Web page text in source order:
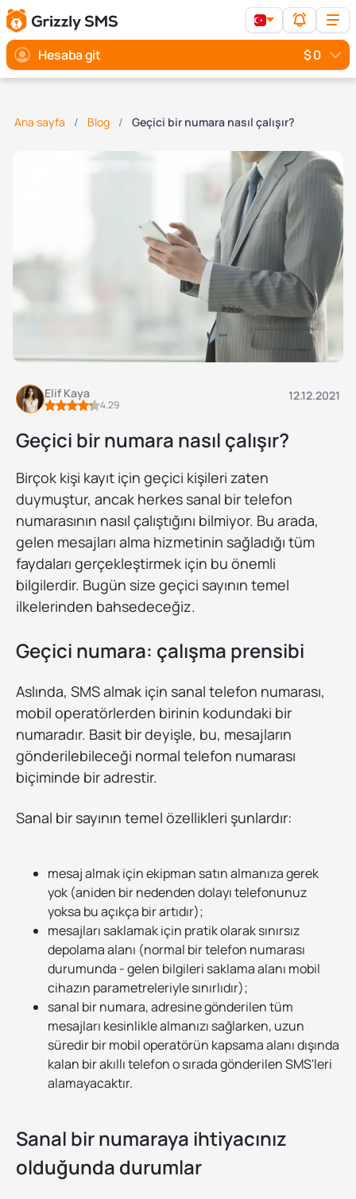
Hesaba git $ 0
Ana sayfa Blog Geçici bir numara nasıl çalışır?
Elif Kaya
4.29
12.12.2021
Geçici bir numara nasıl çalışır?
Birçok kişi kayıt için geçici kişileri zaten
duymuştur, ancak herkes sanal bir telefon
numarasının nasıl çalıştığını bilmiyor. Bu arada,
gelen mesajları alma hizmetinin sağladığı tüm
faydaları gerçekleştirmek için bu önemli
bilgilerdir. Bugün size geçici sayının temel
ilkelerinden bahsedeceğiz.
Geçici numara: çalışma prensibi
Aslında, SMS almak için sanal telefon numarası,
mobil operatörlerden birinin kodundaki bir
numaradır. Basit bir deyişle, bu, mesajların
gönderilebileceği normal telefon numarası
biçiminde bir adrestir.
Sanal bir sayının temel özellikleri şunlardır:
mesaj almak için ekipman satın almanıza gerek
yok (aniden bir nedenden dolayı telefonunuz
yoksa bu açıkça bir artıdır);
mesajları saklamak için pratik olarak sınırsız
depolama alanı (normal bir telefon numarası
durumunda - gelen bilgileri saklama alanı mobil
cihazın parametreleriyle sınırlıdır);
sanal bir numara, adresine gönderilen tüm
mesajları kesinlikle almanızı sağlarken, uzun
süredir bir mobil operatörün kapsama alanı dışında
kalan bir akıllı telefon o sırada gönderilen SMS'leri
alamayacaktır.
Sanal bir numaraya ihtiyacınız
olduğunda durumlar